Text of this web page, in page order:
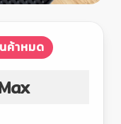
ค้าหมด